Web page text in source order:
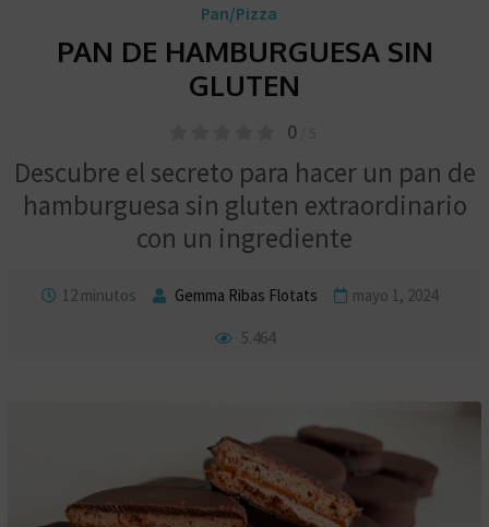
Pan/Pizza
PAN DE HAMBURGUESA SIN
GLUTEN
0
Descubre el secreto para hacer un pan de
hamburguesa sin gluten extraordinario
con un ingrediente
12 minutos Gemma Ribas Flotats mayo 1, 2024
5.464